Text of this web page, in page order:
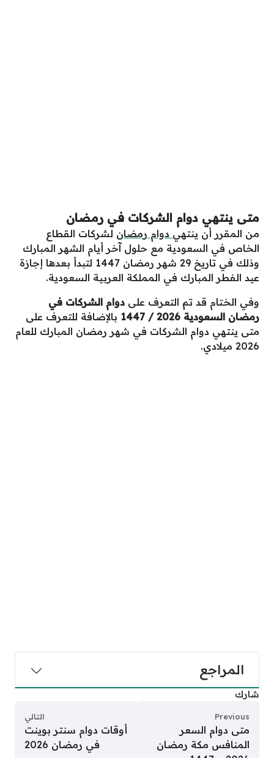
متى ينتهي دوام الشركات في رمضان
من المقرر أن ينتهي دوام رمضان لشركات القطاع
الخاص في السعودية مع حلول آخر أيام الشهر المبارك
وذلك في تاريخ 29 شهر رمضان 1447 لتبدأ بعدها إجازة
عيد الفطر المبارك في المملكة العربية السعودية.
وفي الختام قد تم التعرف على دوام الشركات في
رمضان السعودية 2026 / 1447
بالإضافة للتعرف على
متى ينتهي دوام الشركات في شهر رمضان المبارك للعام
2026 ميلادي.
المراجع
شارك
Previous
متى دوام السعر
المنافس مكة رمضان
التالي
أوقات دوام سنتر بوينت
في رمضان 2026